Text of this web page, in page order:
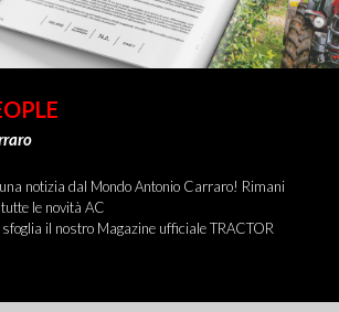
notizia dal Mondo Antonio Carraro! Rimani
le novità AC
il nostro Magazine ufficiale TRACTOR